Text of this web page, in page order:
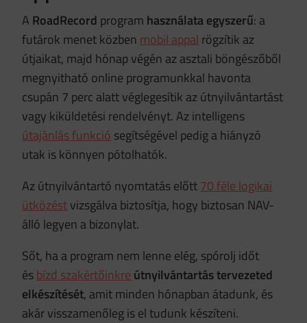
A RoadRecord program használata egyszerű: a
futárok menet közben mobil appal rögzítik az
útjaikat, majd hónap végén az asztali böngészőből
megnyitható online programunkkal havonta
csupán 7 perc alatt véglegesítik az útnyilvántartást
vagy kiküldetési rendelvényt. Az intelligens
útajánlás funkció segítségével pedig a hiányzó
utak is könnyen pótolhatók.
Az útnyilvántartó nyomtatás előtt70 féle logikai
ütközéstvizsgálva biztosítja, hogy biztosan NAV-
álló legyen a bizonylat.
Sőt, ha a program nem lenne elég, spórolj időt
ésbízd szakértőinkre útnyilvántartás tervezeted
elkészítését, amit minden hónapban átadunk, és
akár visszamenőleg is el tudunk készíteni.